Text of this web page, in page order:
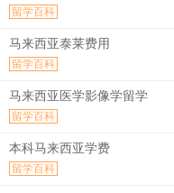
留学百科
马来西亚泰莱费用
留学百科
马来西亚医学影像学留学
留学百科
本科马来西亚学费
留学百科